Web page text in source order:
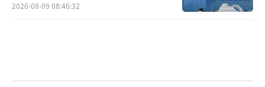
2026-08-09 08:46:32